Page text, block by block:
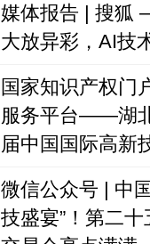
媒体报告 | 搜狐
大放异彩，AI技
国家知识产权门
服务平台——湖
届中国国际高新
微信公众号 | 中
技盛宴”！第二